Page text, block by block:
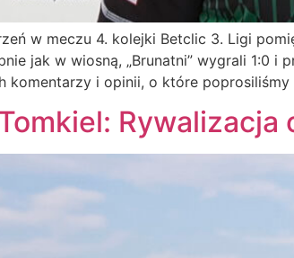
w meczu 4. kolejki Betclic 3. Ligi
jak w wiosną, „Brunatni” wygrali 1:0 i
komentarzy i opinii, o które
Rywalizacja